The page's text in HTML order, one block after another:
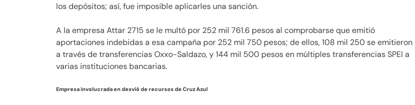
los depósitos; así, fue imposible aplicarles una sanción.
A la empresa Attar 2715 se le multó por 252 mil 761.6 pesos al comprobarse que emitió
aportaciones indebidas a esa campaña por 252 mil 750 pesos; de ellos, 108 mil 250 se emitieron
a través de transferencias Oxxo-Saldazo, y 144 mil 500 pesos en múltiples transferencias SPEI a
varias instituciones bancarias.
Empresa involucrada en desvió de recursos de Cruz Azul